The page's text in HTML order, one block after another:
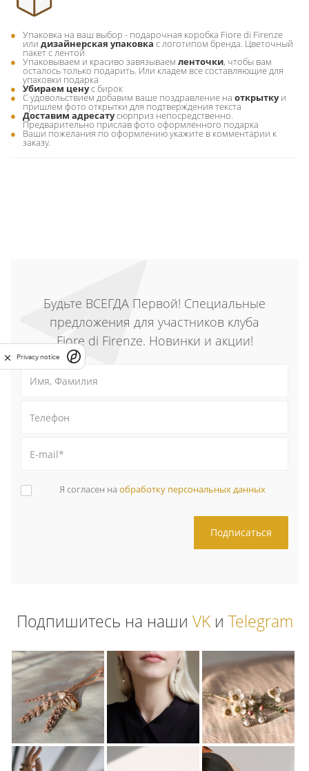
Упаковка на ваш выбор - подарочная коробка Fiore di Firenze
или дизайнерская упаковка с логотипом бренда. Цветочный
пакет с лентой
Упаковываем и красиво завязываем ленточки, чтобы вам
осталось только подарить. Или кладем все составляющие для
упаковки подарка
Убираем ценус бирок
С удовольствием добавим ваше поздравление на открыткуи
пришлем фото открытки для подтверждения текста
Доставим адресатусюрприз непосредственно.
Предварительно прислав фото оформленного подарка
Ваши пожелания по оформлению укажите в комментарии к
заказу.
Будьте ВСЕГДА Первой! Специальные
предложения для участников клуба
Fiore di Firenze. Новинки и акции!
Я согласен на обработку персональных данных
Подпишитесь на наши VKи Telegram
Privacy notice